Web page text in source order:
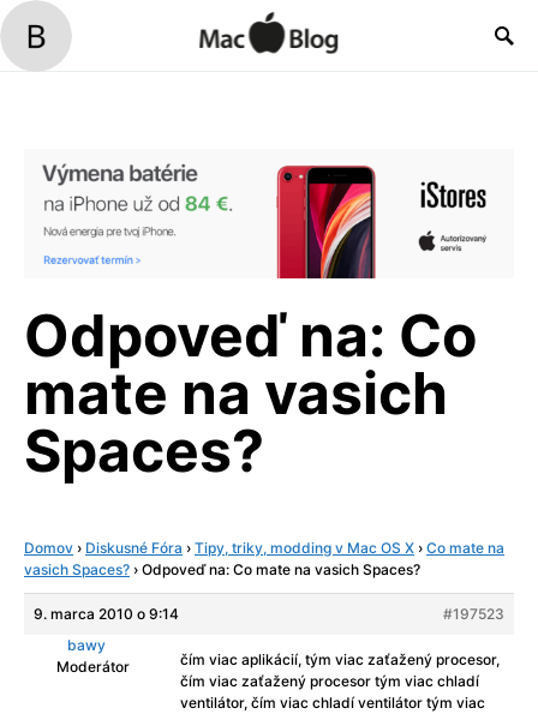
Odpoveď na: Co
mate na vasich
Spaces?
Domov › Diskusné Fóra › Tipy, triky, modding v Mac OS X › Co mate na
vasich Spaces? › Odpoveď na: Co mate na vasich Spaces?
9. marca 2010 o 9:14
#197523
bawy
Moderátor
čím viac aplikácií, tým viac zaťažený procesor,
čím viac zaťažený procesor tým viac chladí
ventilátor, čím viac chladí ventilátor tým viac